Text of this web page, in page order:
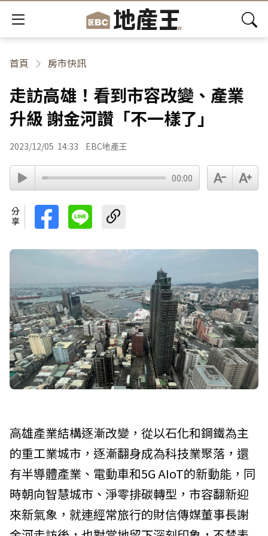
首頁 房市快訊
走訪高雄！看到市容改變、產業
升級 謝金河讚「不一樣了」
2023/12/05 14:33 EBC地產王
00:00
分享
高雄產業結構逐漸改變，從以石化和鋼鐵為主
的重工業城市，逐漸翻身成為科技業聚落，還
有半導體產業、電動車和5G AIoT的新動能，同
時朝向智慧城市、淨零排碳轉型，市容翻新迎
來新氣象，就連經常旅行的財信傳媒董事長謝